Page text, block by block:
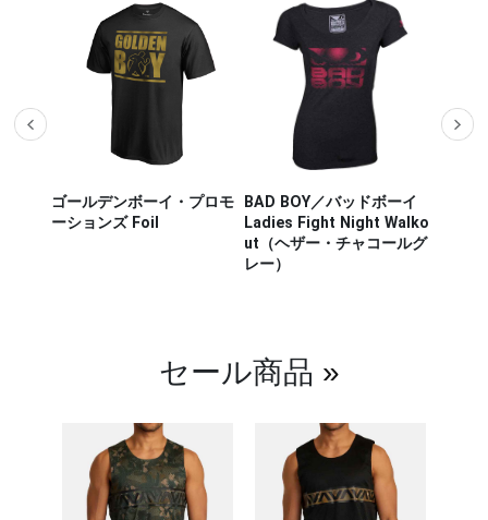
ゴールデンボーイ・プロモ
ーションズ Foil
BAD BOY／バッドボーイ
Ladies Fight Night Walko
ut（ヘザー・チャコールグ
レー）
セール商品 »